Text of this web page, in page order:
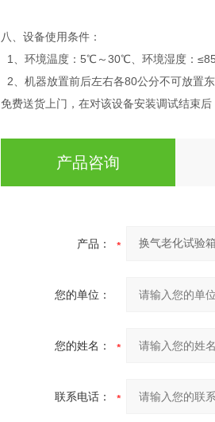
八、 设备使用条件：
1、环境温度：5℃～30℃、环境湿度：
2、机器放置前后左右各80公分不可放置东
免费送货上门，在对该设备安装调试结束
产品咨询
产品：
您的单位：
您的姓名：
联系电话：